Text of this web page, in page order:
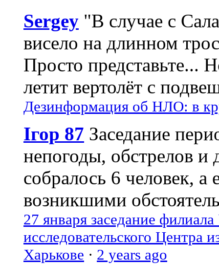
Sergey "В случае с
висело на длинном
Просто представьте...
летит вертолёт с
Дезинформация об НЛО: в
Ігор 87 Заседание
непогоды, обстрелов и
собралось 6 человек, а
возникшими
27 января заседание
исследовательского Центра
Харькове · 2 years ago